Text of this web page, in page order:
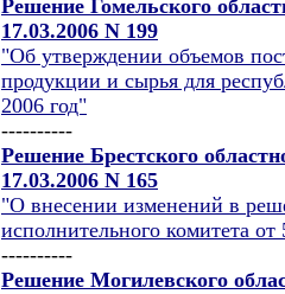
Решение Гомельского
17.03.2006 N 199
"Об утверждении объемов
продукции и сырья для
2006 год"
----------
Решение Брестского
17.03.2006 N 165
"О внесении изменений в
исполнительного комитета
----------
Решение Могилевского